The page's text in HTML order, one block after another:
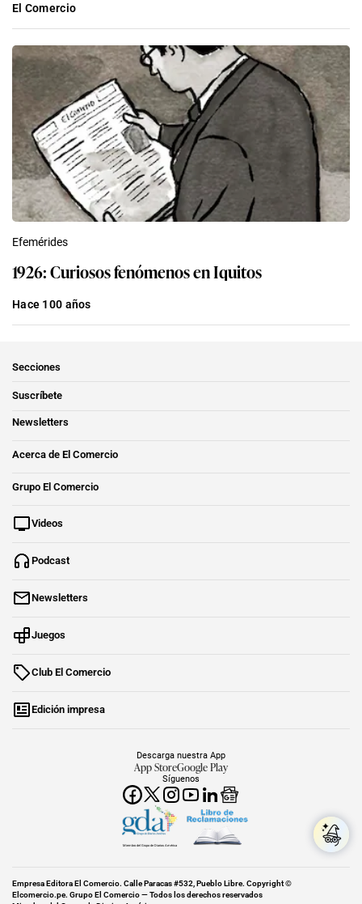
El Comercio
Efemérides
1926: Curiosos fenómenos en Iquitos
Hace 100 años
Secciones
Suscríbete
Newsletters
Acerca de El Comercio
Grupo El Comercio
Videos
Podcast
Newsletters
Juegos
Club El Comercio
Edición impresa
Síguenos
Descarga nuestra App
App StoreGoogle Play
Miembro del Grupo de Diarios América
Empresa Editora El Comercio. Calle Paracas #532, Pueblo Libre. Copyright ©
Elcomercio.pe. Grupo El Comercio — Todos los derechos reservados